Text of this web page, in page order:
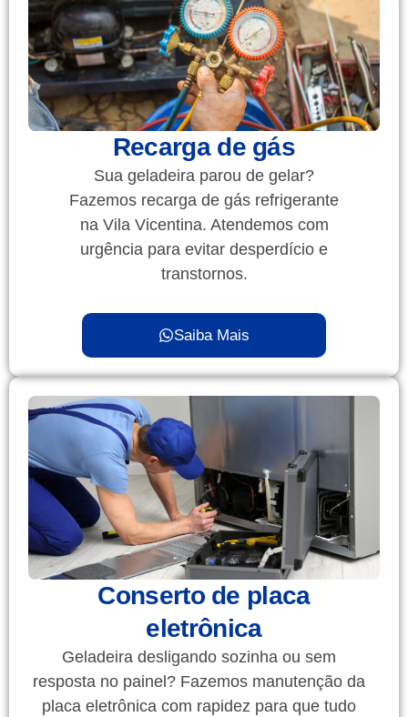
Recarga de gás
Sua geladeira parou de gelar?
Fazemos recarga de gás refrigerante
na Vila Vicentina. Atendemos com
urgência para evitar desperdício e
transtornos.
Saiba Mais
Conserto de placa
eletrônica
Geladeira desligando sozinha ou sem
resposta no painel? Fazemos manutenção da
placa eletrônica com rapidez para que tudo